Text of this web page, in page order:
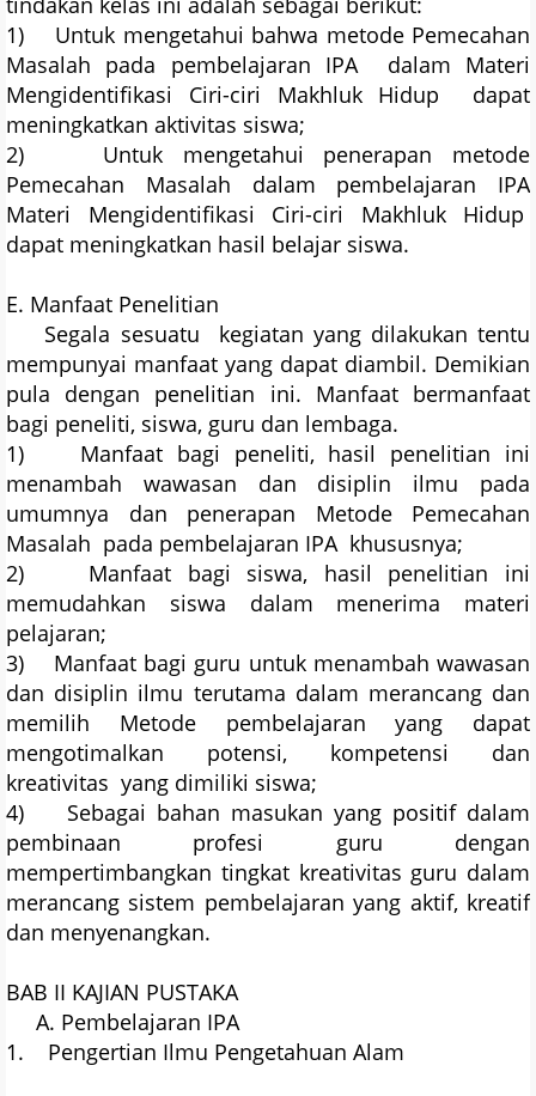
1) Untuk mengetahui bahwa metode Pemecahan
Masalah pada pembelajaran IPA dalam Materi
Mengidentifikasi Ciri-ciri Makhluk Hidup dapat
meningkatkan aktivitas siswa;
2) Untuk mengetahui penerapan metode
Pemecahan Masalah dalam pembelajaran IPA
Materi Mengidentifikasi Ciri-ciri Makhluk Hidup
dapat meningkatkan hasil belajar siswa.
E. Manfaat Penelitian
Segala sesuatu kegiatan yang dilakukan tentu
mempunyai manfaat yang dapat diambil. Demikian
pula dengan penelitian ini. Manfaat bermanfaat
bagi peneliti, siswa, guru dan lembaga.
1) Manfaat bagi peneliti, hasil penelitian ini
menambah wawasan dan disiplin ilmu pada
umumnya dan penerapan Metode Pemecahan
Masalah pada pembelajaran IPA khususnya;
2) Manfaat bagi siswa, hasil penelitian ini
memudahkan siswa dalam menerima materi
pelajaran;
3) Manfaat bagi guru untuk menambah wawasan
dan disiplin ilmu terutama dalam merancang dan
memilih Metode pembelajaran yang dapat
mengotimalkan potensi, kompetensi dan
kreativitas yang dimiliki siswa;
4) Sebagai bahan masukan yang positif dalam
pembinaan profesi guru dengan
mempertimbangkan tingkat kreativitas guru dalam
merancang sistem pembelajaran yang aktif, kreatif
dan menyenangkan.
BAB II KAJIAN PUSTAKA
A. Pembelajaran IPA
1. Pengertian Ilmu Pengetahuan Alam